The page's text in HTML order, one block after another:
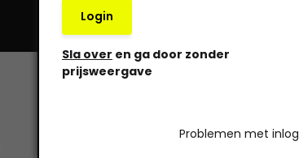
Login
Sla over en ga door zonder
prijsweergave
Problemen met